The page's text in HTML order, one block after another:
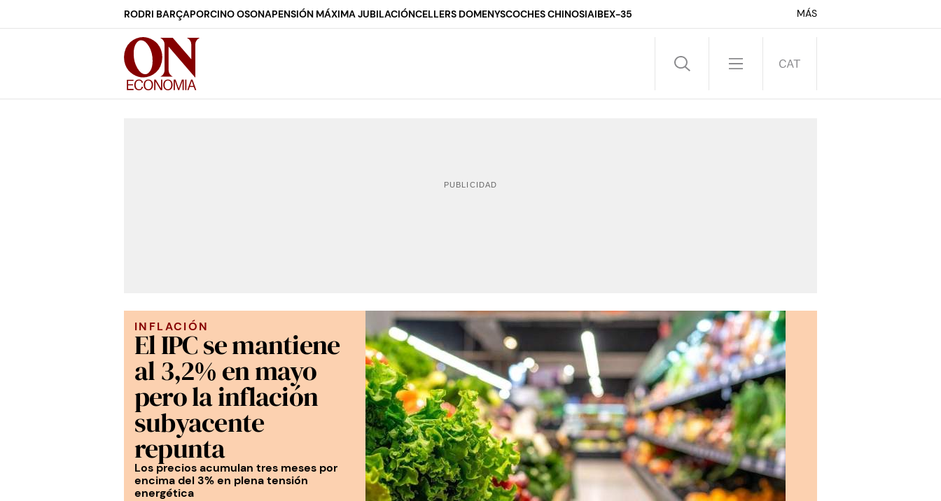
RODRI BARÇAPORCINO OSONAPENSIÓN MÁXIMA JUBILACIÓNCELLERS DOMENYSCOCHES CHINOSIAIBEX-35 MÁS
INFLACIÓN
El IPC se mantiene
al 3,2% en mayo
pero la inflación
subyacente
repunta
Los precios acumulan tres meses por
encima del 3% en plena tensión
energética